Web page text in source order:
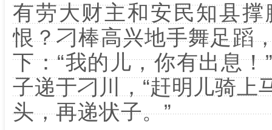
有劳大财主和安民知县
恨？刁棒高兴地手舞足蹈
下：“我的儿，你有出息
子递于刁川，“赶明儿骑上
头，再递状子。”